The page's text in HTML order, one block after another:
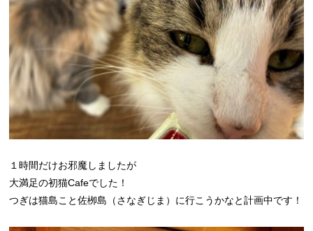
１時間だけお邪魔しましたが
大満足の初猫Cafeでした！
つぎは猫島こと佐栁島（さなぎじま）に行こうかなと計画中です！